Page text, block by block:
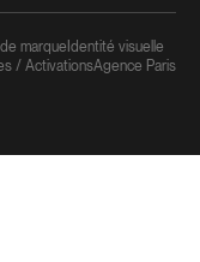
marque Identité visuelle
/ ActivationsAgence Paris